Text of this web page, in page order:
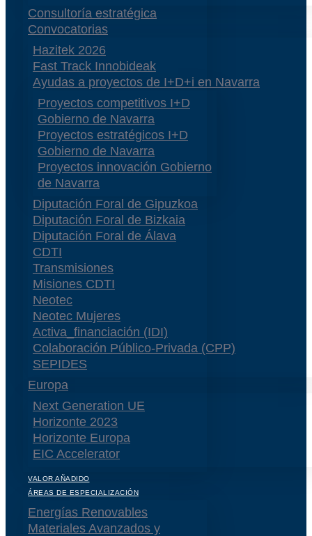
Consultoría estratégica
Convocatorias
Hazitek 2026
Fast Track Innobideak
Ayudas a proyectos de I+D+i en Navarra
Proyectos competitivos I+D
Gobierno de Navarra
Proyectos estratégicos I+D
Gobierno de Navarra
Proyectos innovación Gobierno
de Navarra
Diputación Foral de Gipuzkoa
Diputación Foral de Bizkaia
Diputación Foral de Álava
CDTI
Transmisiones
Misiones CDTI
Neotec
Neotec Mujeres
Activa_financiación (IDI)
Colaboración Público-Privada (CPP)
SEPIDES
Europa
Next Generation UE
Horizonte 2023
Horizonte Europa
EIC Accelerator
VALOR AÑADIDO
ÁREAS DE ESPECIALIZACIÓN
Energías Renovables
Materiales Avanzados y